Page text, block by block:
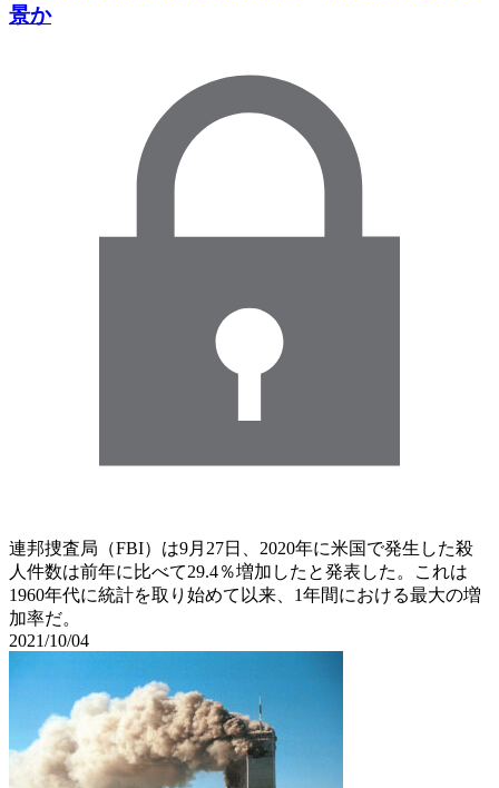
景か
連邦捜査局（FBI）は9月27日、2020年に米国で発生した殺
人件数は前年に比べて29.4％増加したと発表した。これは
1960年代に統計を取り始めて以来、1年間における最大の増
加率だ。
2021/10/04